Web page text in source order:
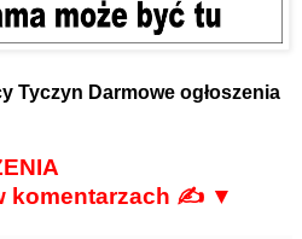
Tyczyn Darmowe ogłoszenia
komentarzach ✍ ▼